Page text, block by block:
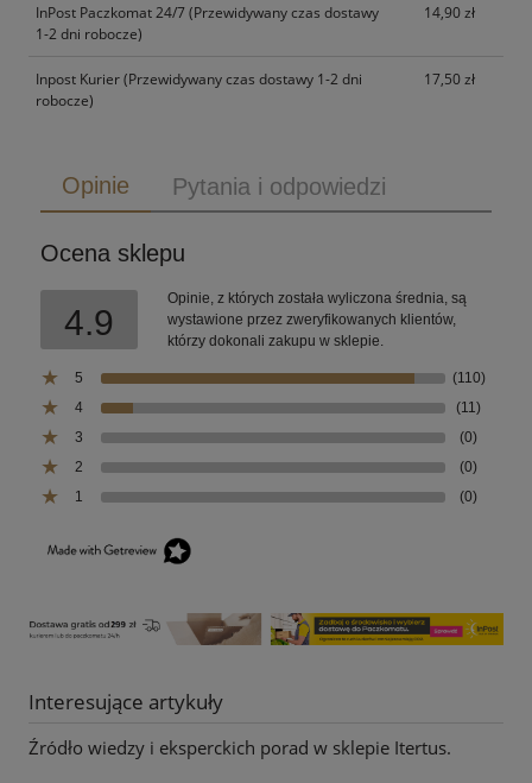
InPost Paczkomat 24/7(Przewidywany czas dostawy
1-2 dni robocze)
14,90 zł
Inpost Kurier(Przewidywany czas dostawy 1-2 dni
robocze)
17,50 zł
Opinie Pytania i odpowiedzi
Ocena sklepu
4.9
Opinie, z których została wyliczona średnia, są
wystawione przez zweryfikowanych klientów,
którzy dokonali zakupu w sklepie.
5
(110)
4
(11)
3
(0)
2
(0)
1
(0)
Interesujące artykuły
Źródło wiedzy i eksperckich porad w sklepie Itertus.